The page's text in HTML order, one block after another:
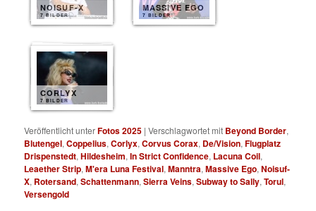
NOISUF-X
7 BILDER
MASSIVE EGO
7 BILDER
CORLYX
7 BILDER
Veröffentlicht unterFotos 2025 |Verschlagwortet mit Beyond Border,
Blutengel,Coppelius,Corlyx,Corvus Corax, De/Vision,Flugplatz
Drispenstedt,Hildesheim,In Strict Confidence, Lacuna Coil,
Leaether Strip,M'era Luna Festival,Manntra,Massive Ego,Noisuf-
X, Rotersand,Schattenmann,Sierra Veins,Subway to Sally,Torul,
Versengold